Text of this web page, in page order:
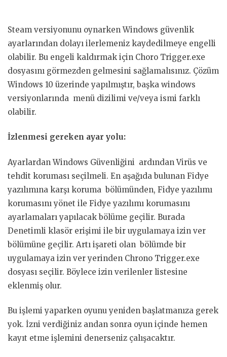
Steam versiyonunu oynarken Windows güvenlik
ayarlarından dolayı ilerlemeniz kaydedilmeye engelli
olabilir. Bu engeli kaldırmak için Choro Trigger.exe
dosyasını görmezden gelmesini sağlamalısınız. Çözüm
Windows 10 üzerinde yapılmıştır, başka windows
versiyonlarında menü dizilimi ve/veya ismi farklı
olabilir.
İzlenmesi gereken ayar yolu:
Ayarlardan Windows Güvenliğini ardından Virüs ve
tehdit koruması seçilmeli. En aşağıda bulunan Fidye
yazılımına karşı koruma bölümünden, Fidye yazılımı
korumasını yönet ile Fidye yazılımı korumasını
ayarlamaları yapılacak bölüme geçilir. Burada
Denetimli klasör erişimi ile bir uygulamaya izin ver
bölümüne geçilir. Artı işareti olan bölümde bir
uygulamaya izin ver yerinden Chrono Trigger.exe
dosyası seçilir. Böylece izin verilenler listesine
eklenmiş olur.
Bu işlemi yaparken oyunu yeniden başlatmanıza gerek
yok. İzni verdiğiniz andan sonra oyun içinde hemen
kayıt etme işlemini denerseniz çalışacaktır.